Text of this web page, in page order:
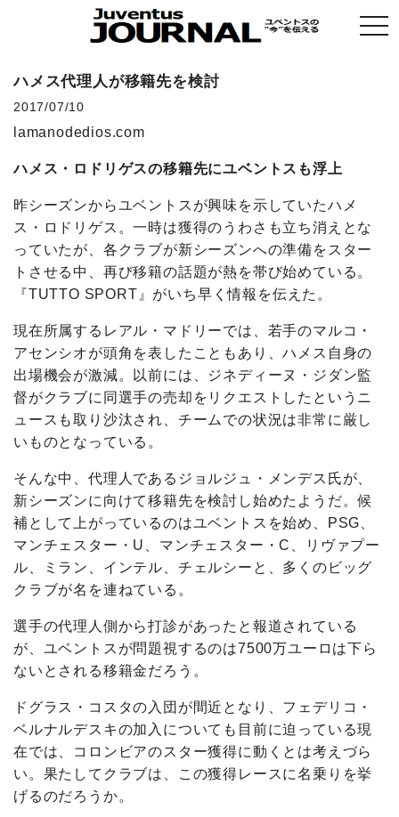
ハメス代理人が移籍先を検討
2017/07/10
lamanodedios.com
ハメス・ロドリゲスの移籍先にユベントスも浮上
昨シーズンからユベントスが興味を示していたハメ
ス・ロドリゲス。一時は獲得のうわさも立ち消えとな
っていたが、各クラブが新シーズンへの準備をスター
トさせる中、再び移籍の話題が熱を帯び始めている。
『TUTTO SPORT』がいち早く情報を伝えた。
現在所属するレアル・マドリーでは、若手のマルコ・
アセンシオが頭角を表したこともあり、ハメス自身の
出場機会が激減。以前には、ジネディーヌ・ジダン監
督がクラブに同選手の売却をリクエストしたというニ
ュースも取り沙汰され、チームでの状況は非常に厳し
いものとなっている。
そんな中、代理人であるジョルジュ・メンデス氏が、
新シーズンに向けて移籍先を検討し始めたようだ。候
補として上がっているのはユベントスを始め、PSG、
マンチェスター・U、マンチェスター・C、リヴァプー
ル、ミラン、インテル、チェルシーと、多くのビッグ
クラブが名を連ねている。
選手の代理人側から打診があったと報道されている
が、ユベントスが問題視するのは7500万ユーロは下ら
ないとされる移籍金だろう。
ドグラス・コスタの入団が間近となり、フェデリコ・
ベルナルデスキの加入についても目前に迫っている現
在では、コロンビアのスター獲得に動くとは考えづら
い。果たしてクラブは、この獲得レースに名乗りを挙
げるのだろうか。